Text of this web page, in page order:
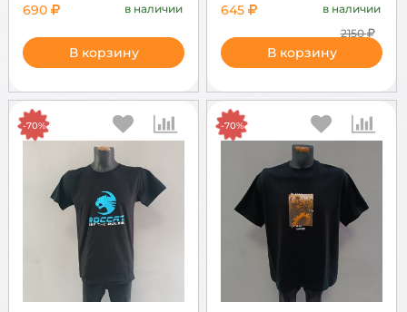
690 в наличии
В корзину
645
в наличии
2150
В корзину
-70% -70%